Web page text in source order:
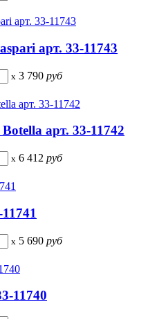
арт. 33-11743
x 3 790 руб
арт. 33-11742
x 6 412 руб
x 5 690 руб
11740